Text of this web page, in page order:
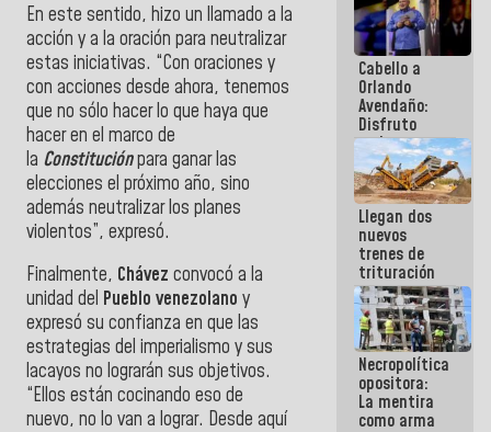
En este sentido, hizo un llamado a la
acción y a la oración para neutralizar
estas iniciativas. “Con oraciones y
con acciones desde ahora, tenemos
que no sólo hacer lo que haya que
hacer en el marco de
la Constituciónpara ganar las
elecciones el próximo año, sino
además neutralizar los planes
violentos”, expresó.
Finalmente, Chávez convocó a la
unidad del Pueblo venezolano y
expresó su confianza en que las
estrategias del imperialismo y sus
lacayos no lograrán sus objetivos.
“Ellos están cocinando eso de
nuevo, no lo van a lograr. Desde aquí
Cabello a
Orlando
Avendaño:
Disfruto
cada vez
que escribes
porque lo
que haces
es
embarrarla
Llegan dos
nuevos
trenes de
trituración
para
optimizar
manejo de
escombros
en La Guaira
Necropolítica
opositora:
La mentira
como arma